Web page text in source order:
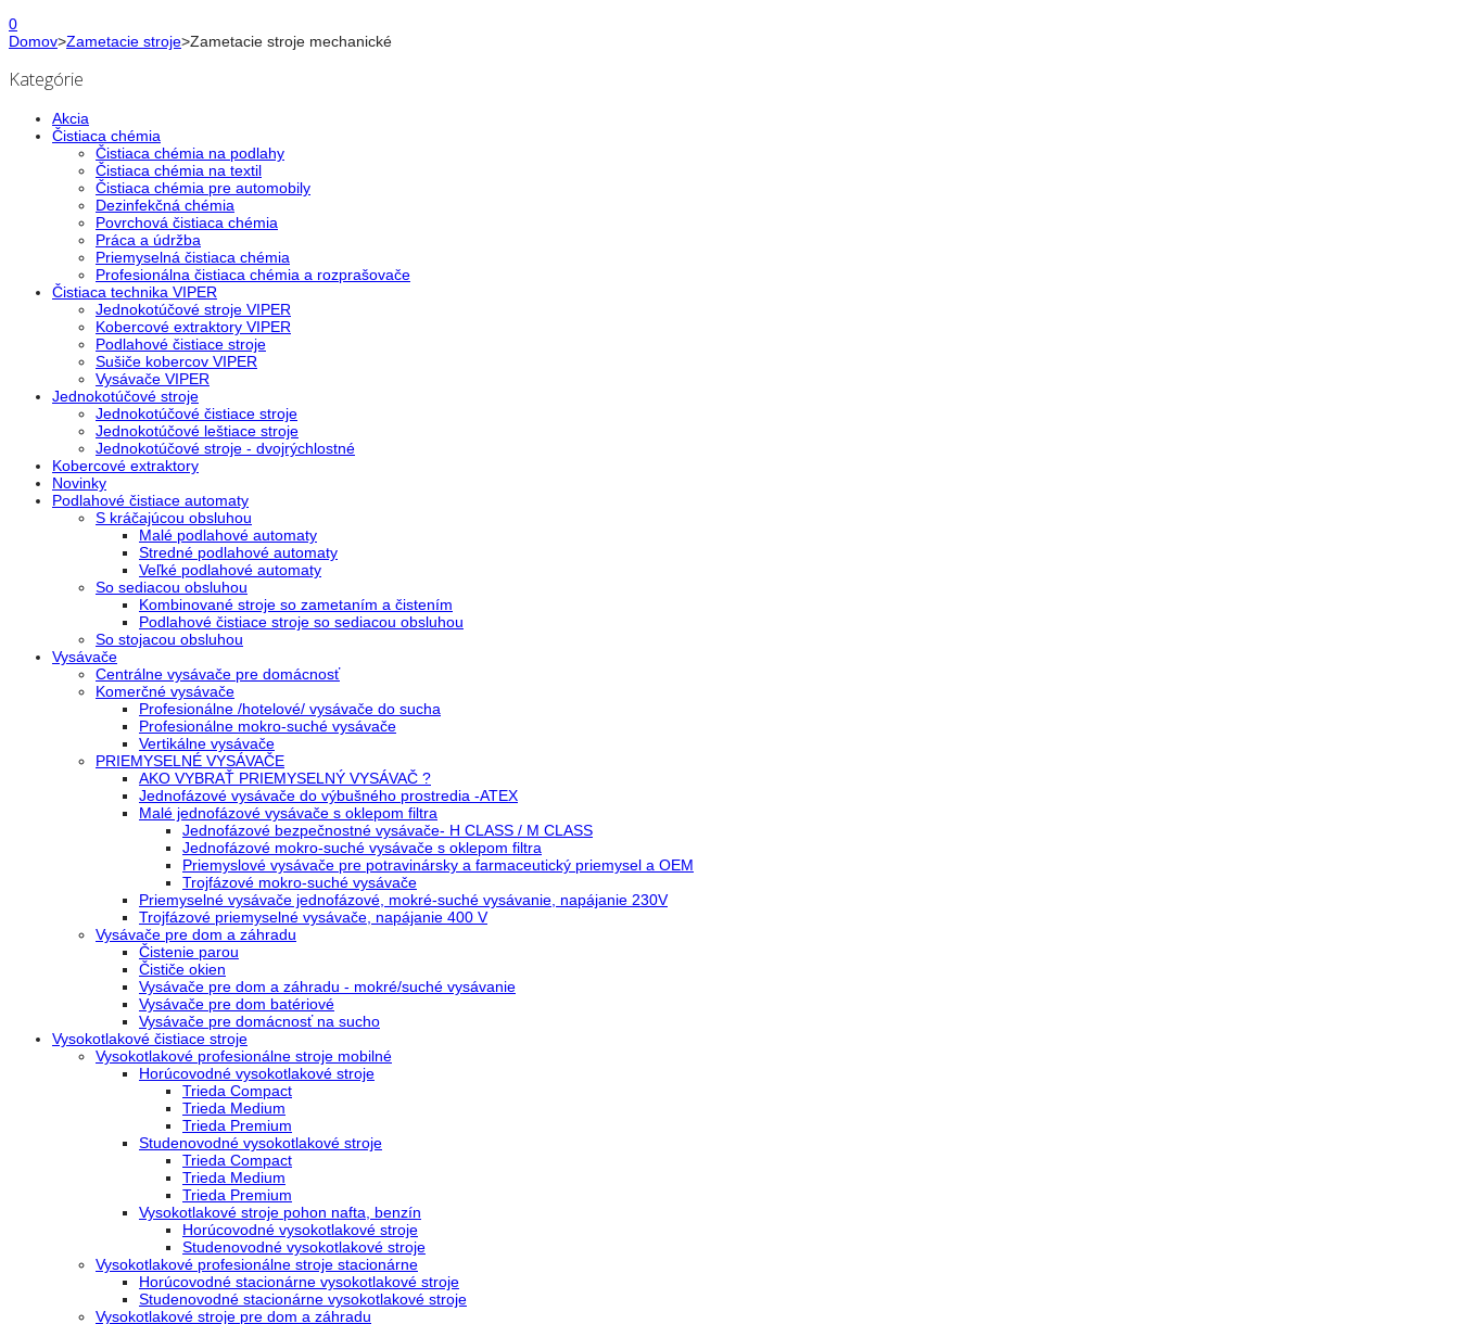
0
Domov>Zametacie stroje>Zametacie stroje mechanické
Kategórie
Akcia
Čistiaca chémia
Čistiaca chémia na podlahy
Čistiaca chémia na textil
Čistiaca chémia pre automobily
Dezinfekčná chémia
Povrchová čistiaca chémia
Práca a údržba
Priemyselná čistiaca chémia
Profesionálna čistiaca chémia a rozprašovače
Čistiaca technika VIPER
Jednokotúčové stroje VIPER
Kobercové extraktory VIPER
Podlahové čistiace stroje
Sušiče kobercov VIPER
Vysávače VIPER
Jednokotúčové stroje
Jednokotúčové čistiace stroje
Jednokotúčové leštiace stroje
Jednokotúčové stroje - dvojrýchlostné
Kobercové extraktory
Novinky
Podlahové čistiace automaty
S kráčajúcou obsluhou
Malé podlahové automaty
Stredné podlahové automaty
Veľké podlahové automaty
So sediacou obsluhou
Kombinované stroje so zametaním a čistením
Podlahové čistiace stroje so sediacou obsluhou
So stojacou obsluhou
Vysávače
Centrálne vysávače pre domácnosť
Komerčné vysávače
Profesionálne /hotelové/ vysávače do sucha
Profesionálne mokro-suché vysávače
Vertikálne vysávače
PRIEMYSELNÉ VYSÁVAČE
AKO VYBRAŤ PRIEMYSELNÝ VYSÁVAČ ?
Jednofázové vysávače do výbušného prostredia -ATEX
Malé jednofázové vysávače s oklepom filtra
Jednofázové bezpečnostné vysávače- H CLASS / M CLASS
Jednofázové mokro-suché vysávače s oklepom filtra
Priemyslové vysávače pre potravinársky a farmaceutický priemysel a OEM
Trojfázové mokro-suché vysávače
Priemyselné vysávače jednofázové, mokré-suché vysávanie, napájanie 230V
Trojfázové priemyselné vysávače, napájanie 400 V
Vysávače pre dom a záhradu
Čistenie parou
Čističe okien
Vysávače pre dom a záhradu - mokré/suché vysávanie
Vysávače pre dom batériové
Vysávače pre domácnosť na sucho
Vysokotlakové čistiace stroje
Vysokotlakové profesionálne stroje mobilné
Horúcovodné vysokotlakové stroje
Trieda Compact
Trieda Medium
Trieda Premium
Studenovodné vysokotlakové stroje
Trieda Compact
Trieda Medium
Trieda Premium
Vysokotlakové stroje pohon nafta, benzín
Horúcovodné vysokotlakové stroje
Studenovodné vysokotlakové stroje
Vysokotlakové profesionálne stroje stacionárne
Horúcovodné stacionárne vysokotlakové stroje
Studenovodné stacionárne vysokotlakové stroje
Vysokotlakové stroje pre dom a záhradu